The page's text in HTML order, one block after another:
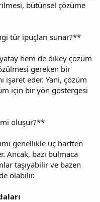
bütünsel çözüme
tür ipuçları sunar?**
hem de dikey çözüm
gereken bir
işaret eder. Yani, çözüm
için bir yön göstergesi
oluşur?**
genellikle üç harften
Ancak, bazı bulmaca
taşıyabilir ve bazen
olabilir.